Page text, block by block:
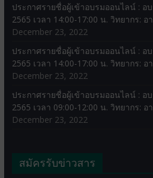
ประกาศรายชื่อผู้เข้าอบรมออนไลน์ : อ
2565 เวลา 14:00-17:00 น. วิทยากร:
December 23, 2022
ประกาศรายชื่อผู้เข้าอบรมออนไลน์ : อ
2565 เวลา 14:00-17:00 น. วิทยากร:
December 23, 2022
ประกาศรายชื่อผู้เข้าอบรมออนไลน์ : อ
2565 เวลา 09:00-12:00 น. วิทยากร:
December 23, 2022
สมัครรับข่าวสาร